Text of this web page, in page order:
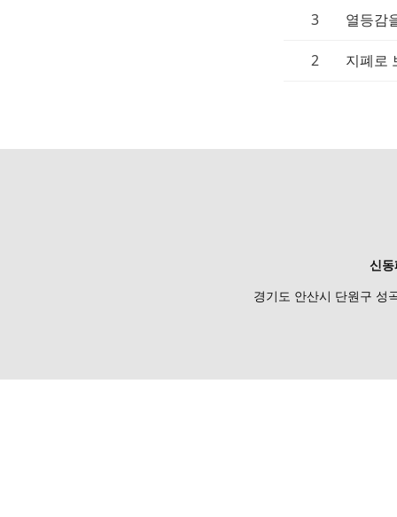
3 열등감
2 지폐로
신
경기도 안산시 단원구 성